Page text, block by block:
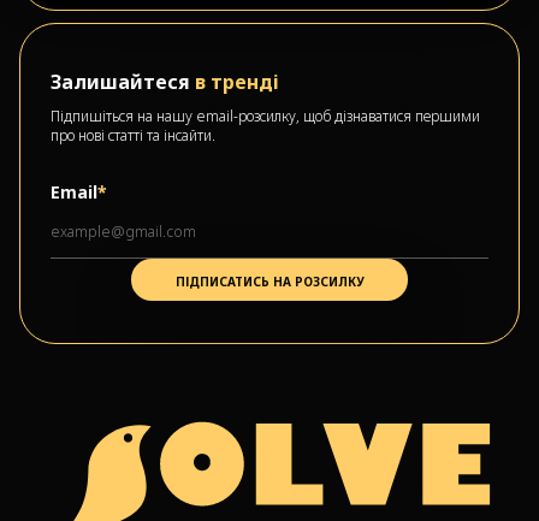
Залишайтеся в тренді
Підпишіться на нашу email-розсилку, щоб дізнаватися першими
про нові статті та інсайти.
Email*